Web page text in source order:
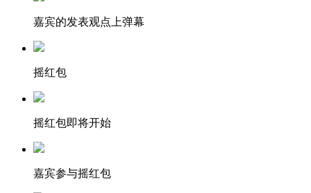
嘉宾的发表观点上弹幕
摇红包
摇红包即将开始
嘉宾参与摇红包